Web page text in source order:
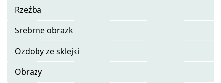
Rzeźba
Srebrne obrazki
Ozdoby ze sklejki
Obrazy